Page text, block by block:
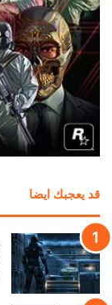
قد يعجبك ايضا